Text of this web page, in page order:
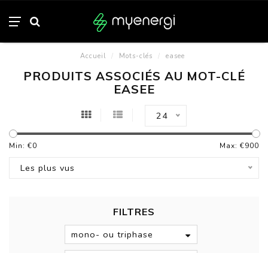
Accueil / Mots-clés / easee
PRODUITS ASSOCIÉS AU MOT-CLÉ
EASEE
24
Min: €0 Max: €900
Les plus vus
FILTRES
mono- ou triphase